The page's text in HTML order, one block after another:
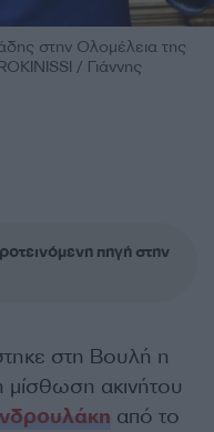
στην Ολομέλεια της
/ Γιάννης
πηγή στην
στη Βουλή η
μίσθωση ακινήτου
από το